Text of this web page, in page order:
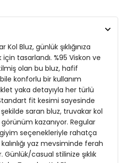
Bluz, günlük şıklığınıza
tasarlandı. %95 Viskon ve
olan bu bluz, hafif
konforlu bir kullanım
yaka detayıyla her türlü
fit kesimi sayesinde
saran bluz, truvakar kol
kazanıyor. Regular
seçenekleriyle rahatça
yaz mevsiminde ferah
casual stilinize şıklık